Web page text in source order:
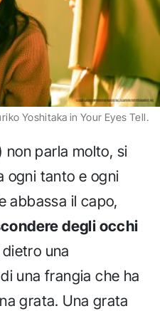
Yoshitaka in Your Eyes Tell.
non parla molto, si
ogni tanto e ogni
abbassa il capo,
degli occhi
una
una frangia che ha
grata. Una grata